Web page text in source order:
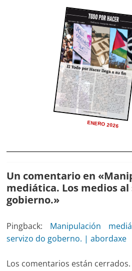
ENERO 2026
Un comentario en «
mediática. Los medios
gobierno.»
Pingback: Manipulación
servizo do goberno. | abordaxe
Los comentarios están cerrados.